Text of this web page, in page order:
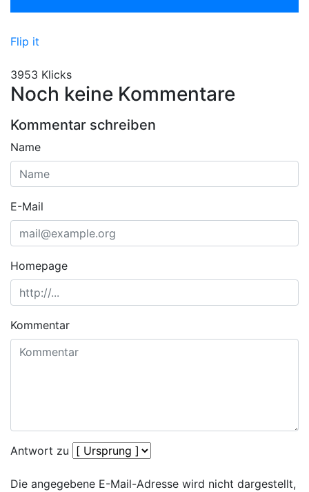
Flip it
3953 Klicks
Noch keine Kommentare
Kommentar schreiben
Name
E-Mail
Homepage
Kommentar
Antwort zu
Die angegebene E-Mail-Adresse wird nicht dargestellt,